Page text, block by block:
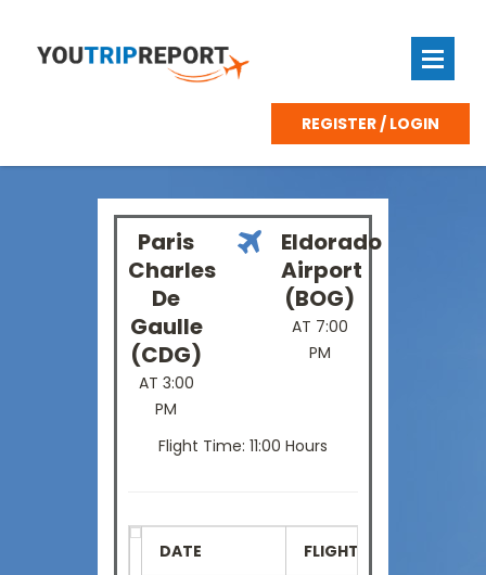
REGISTER / LOGIN
Paris
Charles
De
Gaulle
(CDG)
AT 3:00
PM
Eldorado
Airport
(BOG)
AT 7:00
PM
Flight Time: 11:00 Hours
DATE FLIGHT NUMBER